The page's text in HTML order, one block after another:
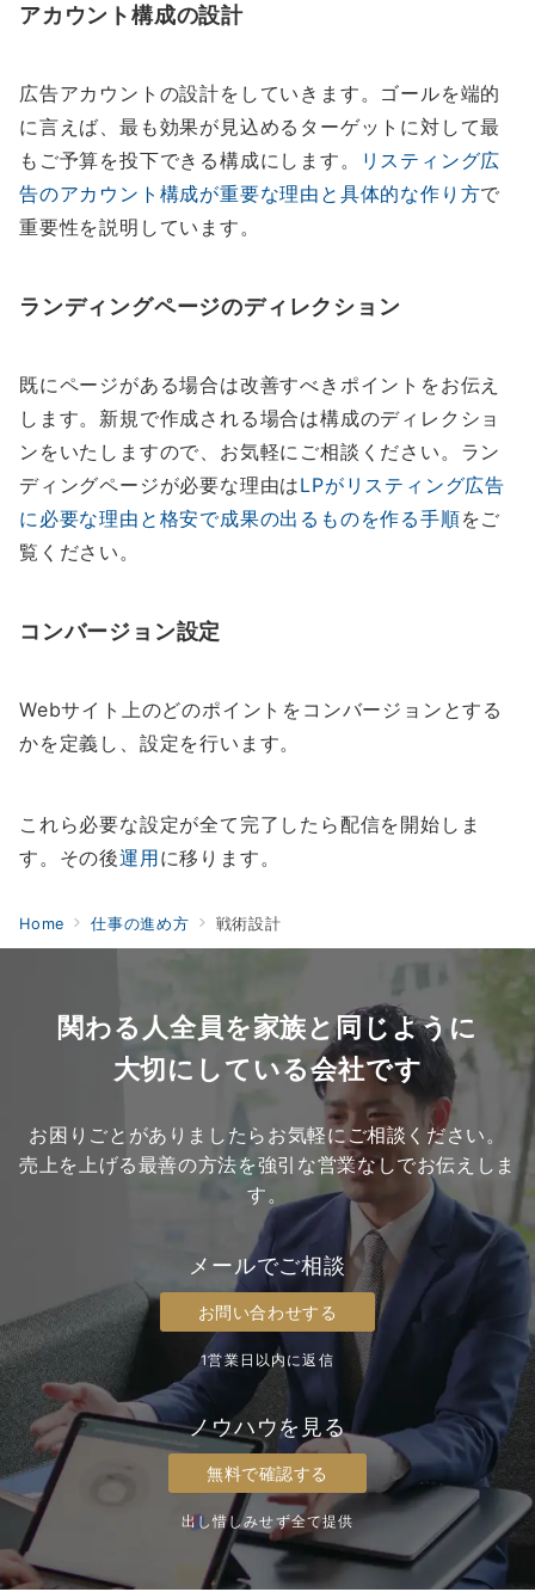
アカウント構成の設計
広告アカウントの設計をしていきます。ゴールを端的
に言えば、最も効果が見込めるターゲットに対して最
もご予算を投下できる構成にします。
リスティング広
告のアカウント構成が重要な理由と具体的な作り方で
重要性を説明しています。
ランディングページのディレクション
既にページがある場合は改善すべきポイントをお伝え
します。新規で作成される場合は構成のディレクショ
ンをいたしますので、お気軽にご相談ください。ラン
ディングページが必要な理由はLPがリスティング広告
に必要な理由と格安で成果の出るものを作る手順をご
覧ください。
コンバージョン設定
Webサイト上のどのポイントをコンバージョンとする
かを定義し、設定を行います。
これら必要な設定が全て完了したら配信を開始しま
す。その後運用に移ります。
Home 仕事の進め方 戦術設計
関わる人全員を家族と同じように
大切にしている会社です
お困りごとがありましたらお気軽にご相談ください。
売上を上げる最善の方法を強引な営業なしでお伝えしま
す。
メールでご相談
お問い合わせする
1営業日以内に返信
ノウハウを見る
無料で確認する
出し惜しみせず全て提供